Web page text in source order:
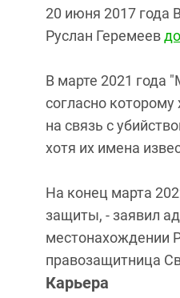
20 июня 2017 года
Руслан Геремеев
В марте 2021 года
согласно
на связь с
хотя их имена
На конец марта
защиты, - заявил
местонахождении
правозащитница
Карьера